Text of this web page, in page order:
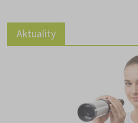
Aktuality